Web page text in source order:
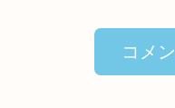
コメ